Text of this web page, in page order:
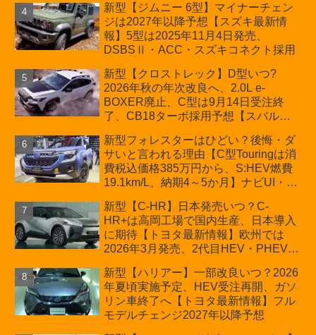
プが争点【スズキ最新情報】特別仕様
車「ZC33S Final Edition」終了
新型【ジムニー 6型】マイナーチェン
ジは2027年以降予想【スズキ最新情
報】5型は2025年11月4日発売、
DSBSⅡ・ACC・スズキコネクト採用
新型【クロストレック】D型いつ?
2026年秋の年次改良へ、2.0L e-
BOXER廃止、C型は9月14日受注終
了、CB18ターボ採用予想【スバル最
新型フォレスターはひどい？後悔・ダ
サいと言われる理由【C型Touringは消
費税込価格385万円から、S:HEV燃費
19.1km/L、納期4～5か月】ナビUI・冬
カーオブザイヤーとJNCAP大賞受賞後
も残る注意点
新型【C-HR】日本発売いつ？C-
HR+は高岡工場で国内生産、日本導入
に期待【トヨタ最新情報】欧州では
2026年3月発売、2代目HEV・PHEVは
新型【ハリアー】一部改良いつ？2026
年夏頃実施予定、HEV受注再開、ガソ
リン車終了へ【トヨタ最新情報】フル
モデルチェンジ2027年以降予想